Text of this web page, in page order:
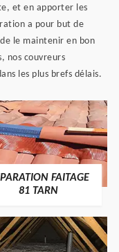
et en apporter les
a pour but de
le maintenir en bon
nos couvreurs
les plus brefs délais.
FAITAGE
81 TARN